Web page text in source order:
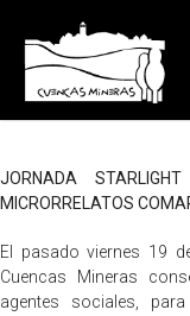
JORNADA
MICRORRELATOS
El pasado viernes 19
Cuencas Mineras
agentes sociales,